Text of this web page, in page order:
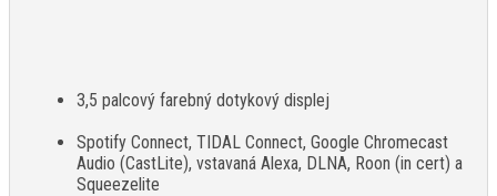
3,5 palcový farebný dotykový displej
​Spotify Connect, TIDAL Connect, Google Chromecast
Audio (CastLite), vstavaná Alexa, DLNA, Roon (in cert) a
Squeezelite